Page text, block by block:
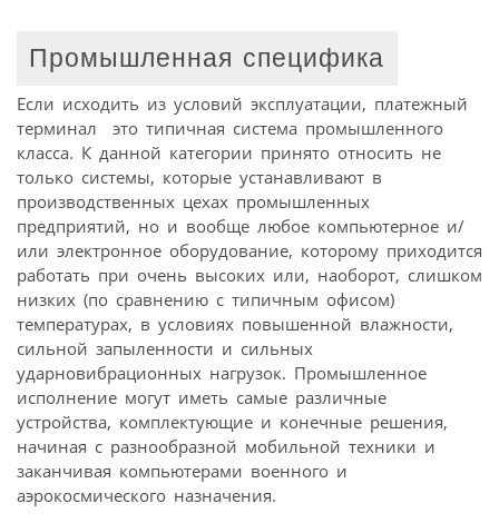
Промышленная специфика
Если исходить из условий эксплуатации, платежный
терминал  это типичная система промышленного
класса. К данной категории принято относить не
только системы, которые устанавливают в
производственных цехах промышленных
предприятий, но и вообще любое компьютерное и/
или электронное оборудование, которому приходится
работать при очень высоких или, наоборот, слишком
низких (по сравнению с типичным офисом)
температурах, в условиях повышенной влажности,
сильной запыленности и сильных
ударновибрационных нагрузок. Промышленное
исполнение могут иметь самые различные
устройства, комплектующие и конечные решения,
начиная с разнообразной мобильной техники и
заканчивая компьютерами военного и
аэрокосмического назначения.